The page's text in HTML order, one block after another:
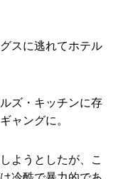
スに逃れてホテル
ズ・キッチンに存
ャングに。
ようとしたが、こ